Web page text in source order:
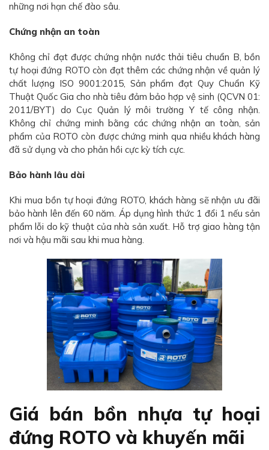
những nơi hạn chế đào sâu.
Chứng nhận an toàn
Không chỉ đạt được chứng nhận nước thải tiêu chuẩn B, bồn
tự hoại đứng ROTO còn đạt thêm các chứng nhận về quản lý
chất lượng ISO 9001:2015, Sản phẩm đạt Quy Chuẩn Kỹ
Thuật Quốc Gia cho nhà tiêu đảm bảo hợp vệ sinh (QCVN 01:
2011/BYT) do Cục Quản lý môi trường Y tế công nhận.
Không chỉ chứng minh bằng các chứng nhận an toàn, sản
phẩm của ROTO còn được chứng minh qua nhiều khách hàng
đã sử dụng và cho phản hồi cực kỳ tích cực.
Bảo hành lâu dài
Khi mua bồn tự hoại đứng ROTO, khách hàng sẽ nhận ưu đãi
bảo hành lên đến 60 năm. Áp dụng hình thức 1 đổi 1 nếu sản
phẩm lỗi do kỹ thuật của nhà sản xuất. Hỗ trợ giao hàng tận
nơi và hậu mãi sau khi mua hàng.
Giá bán bồn nhựa tự hoại
đứng ROTO và khuyến mãi